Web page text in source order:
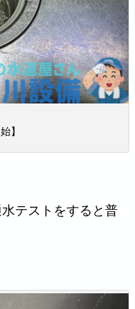
】
テストをすると普